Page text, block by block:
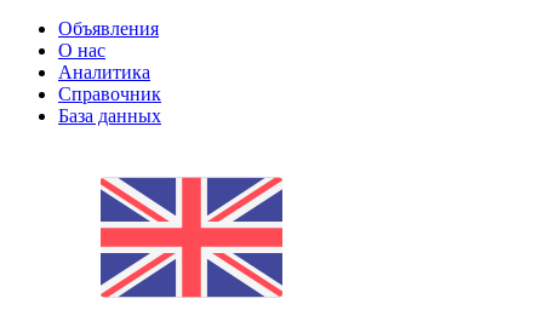
Объявления
О нас
Аналитика
Справочник
База данных